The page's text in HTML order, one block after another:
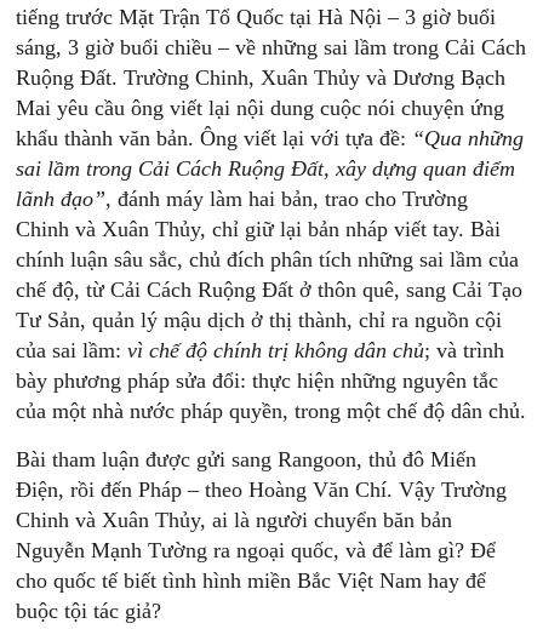
tiếng trước Mặt Trận Tổ Quốc tại Hà Nội – 3 giờ buổi
sáng, 3 giờ buổi chiều – về những sai lầm trong Cải Cách
Ruộng Đất. Trường Chinh, Xuân Thủy và Dương Bạch
Mai yêu cầu ông viết lại nội dung cuộc nói chuyện ứng
khẩu thành văn bản. Ông viết lại với tựa đề: “Qua những
sai lầm trong Cải Cách Ruộng Đất, xây dựng quan điểm
lãnh đạo”, đánh máy làm hai bản, trao cho Trường
Chinh và Xuân Thủy, chỉ giữ lại bản nháp viết tay. Bài
chính luận sâu sắc, chủ đích phân tích những sai lầm của
chế độ, từ Cải Cách Ruộng Đất ở thôn quê, sang Cải Tạo
Tư Sản, quản lý mậu dịch ở thị thành, chỉ ra nguồn cội
của sai lầm:vì chế độ chính trị không dân chủ; và trình
bày phương pháp sửa đổi: thực hiện những nguyên tắc
của một nhà nước pháp quyền, trong một chế độ dân chủ.
Bài tham luận được gửi sang Rangoon, thủ đô Miến
Điện, rồi đến Pháp – theo Hoàng Văn Chí. Vậy Trường
Chinh và Xuân Thủy, ai là người chuyển băn bản
Nguyễn Mạnh Tường ra ngoại quốc, và để làm gì? Để
cho quốc tế biết tình hình miền Bắc Việt Nam hay để
buộc tội tác giả?